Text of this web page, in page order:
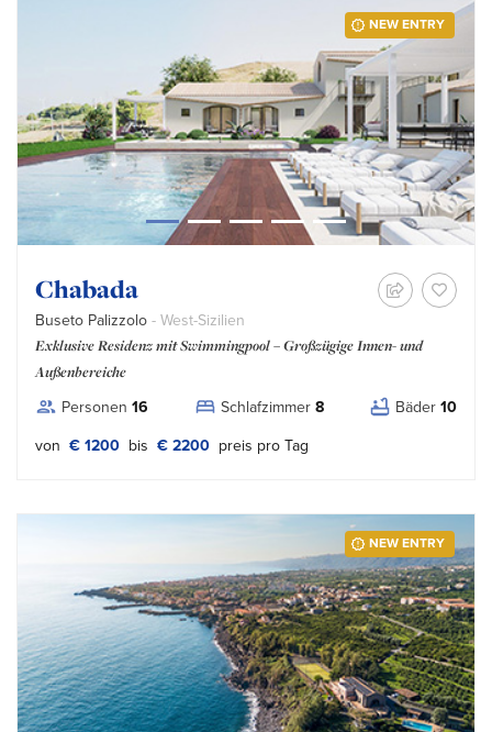
NEW ENTRY
Chabada
Buseto Palizzolo - West-Sizilien
Exklusive Residenz mit Swimmingpool – Großzügige Innen- und
Außenbereiche
Personen 16 Schlafzimmer 8 Bäder 10
von € 1200 bis € 2200 preis pro Tag
NEW ENTRY